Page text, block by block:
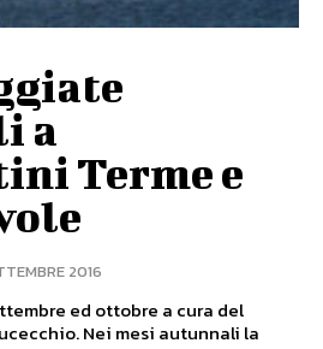
a
Terme e
2016
ed ottobre a cura del
autunnali la